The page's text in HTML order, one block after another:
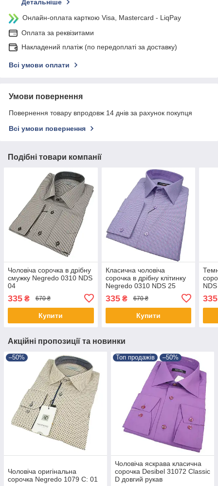
Детальніше
Онлайн-оплата карткою Visa, Mastercard - LiqPay
Оплата за реквізитами
Накладений платіж (по передоплаті за доставку)
Всі умови оплати
Умови повернення
Повернення товару впродовж 14 днів за рахунок покупця
Всі умови повернення
Подібні товари компанії
Чоловіча сорочка в дрібну
смужку Negredo 0310 NDS
04
335 ₴ 670 ₴
Купити
Класична чоловіча
сорочка в дрібну клітинку
Negredo 0310 NDS 25
335₴ 670 ₴
Купити
335
Акційні пропозиції та новинки
–50%
Чоловіча оригінальна
сорочка Negredo 1079 C: 01
Топ продажів –50%
Чоловіча яскрава класична
сорочка Desibel 31072 Classic
D довгий рукав